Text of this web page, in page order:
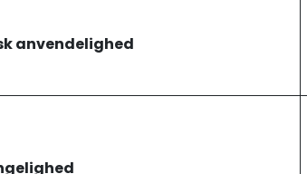
anvendelighed